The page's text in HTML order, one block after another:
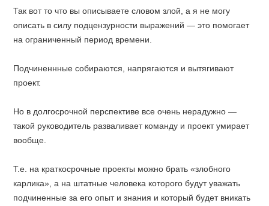
Так вот то что вы описываете словом злой, а я не могу
описать в силу подцензурности выражений — это помогает
на ограниченный период времени.
Подчиненнные собираются, напрягаются и вытягивают
проект.
Но в долгосрочной перспективе все очень нерадужно —
такой руководитель разваливает команду и проект умирает
вообще.
Т.е. на краткосрочные проекты можно брать «злобного
карлика», а на штатные человека которого будут уважать
подчиненные за его опыт и знания и который будет вникать